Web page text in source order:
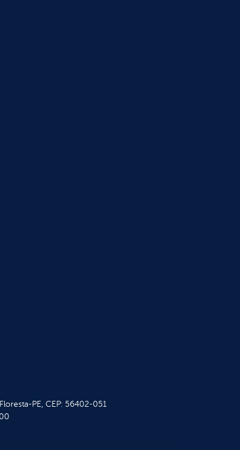
PE, CEP: 56402-051